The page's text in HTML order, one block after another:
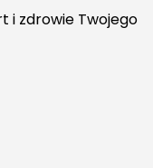
i zdrowie Twojego